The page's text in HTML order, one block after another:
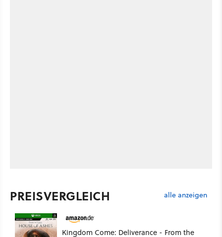
PREISVERGLEICH alle anzeigen
Kingdom Come: Deliverance - From the